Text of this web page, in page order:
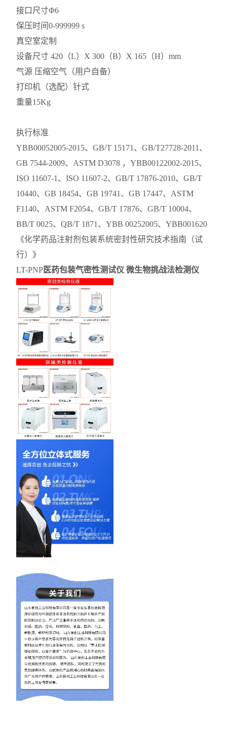
接口尺寸Φ6
保压时间0-999999 s
真空室定制
设备尺寸420（L）X 300（B）X 165（H）mm
气源 压缩空气（用户自备）
打印机（选配）针式
重量15Kg
执行标准
YBB00052005-2015、GB/T 15171、GB/T27728-2011、
GB 7544-2009、ASTM D3078 ，YBB00122002-2015、
ISO 11607-1、ISO 11607-2、GB/T 17876-2010、GB/T
10440、GB 18454、GB 19741、GB 17447、ASTM
F1140、ASTM F2054、GB/T 17876、GB/T 10004、
BB/T 0025、QB/T 1871、YBB 00252005、YBB001620
《化学药品注射剂包装系统密封性研究技术指南（试
行）》
LT-PNP医药包装气密性测试仪 微生物挑战法检测仪